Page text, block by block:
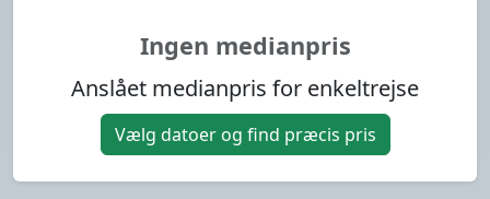
Ingen medianpris
Anslået medianpris for enkeltrejse
Vælg datoer og find præcis pris